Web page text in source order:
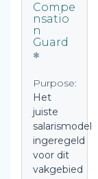
Compe
nsatio
n
Guard
Purpose:
Het
juiste
salarismodel
ingeregeld
voor dit
vakgebied